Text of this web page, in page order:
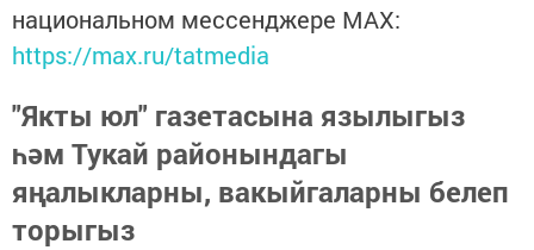
национальном мессенджере MАХ:
https://max.ru/tatmedia
"Якты юл" газетасына язылыгыз
һәм Тукай районындагы
яңалыкларны, вакыйгаларны белеп
торыгыз